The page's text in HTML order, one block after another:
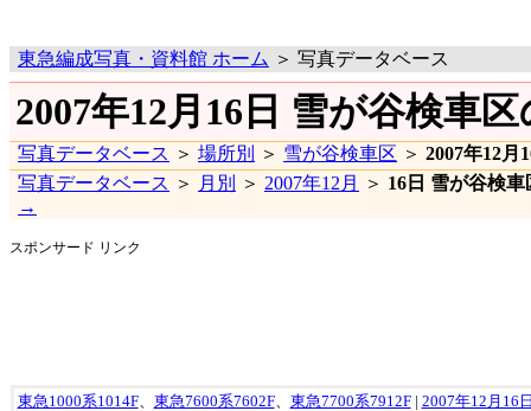
東急編成写真・資料館 ホーム ＞ 写真データベース
2007年12月16日 雪が谷検車
写真データベース ＞ 場所別 ＞ 雪が谷検車区 ＞ 2007年12月
写真データベース ＞ 月別 ＞ 2007年12月 ＞ 16日 雪が谷検車
→
スポンサード リンク
東急1000系1014F、 東急7600系7602F、 東急7700系7912F| 2007年12月16